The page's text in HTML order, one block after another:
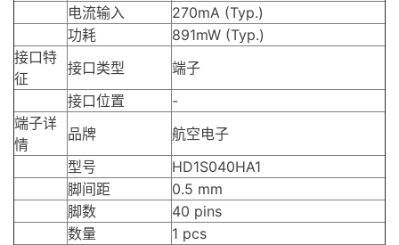
电流输入
270mA (Typ.)
功耗
891mW (Typ.)
接口特
征
接口类型
端子
接口位置
-
端子详
情
品牌
航空电子
型号
HD1S040HA1
脚间距
0.5 mm
脚数
40 pins
数量
1 pcs